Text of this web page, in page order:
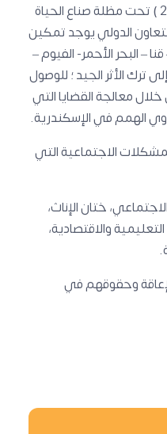
مشروع تم إطلاقه في عام( 2024 ) تحت مظلة صناع الحياة
الدولي يوجد تمكين
– البحر الأحمر- الفيوم –
الأثر الجيد ؛ للوصول
معالجة القضايا التي
الهمم في الإسكندرية.
الاجتماعية التي
ختان الإناث،
والاقتصادية،
وحقوقهم في